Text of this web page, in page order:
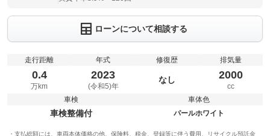
ローンについて相談する
走行距離
0.4
万km
年式
2023
(令和5)年
修復歴
なし
排気量
2000
cc
車検
車検整備付
車体色
パールホワイト
支払総額には、車両本体価格の他、保険料、税金、登録等に伴う費用、リサイクル預託金